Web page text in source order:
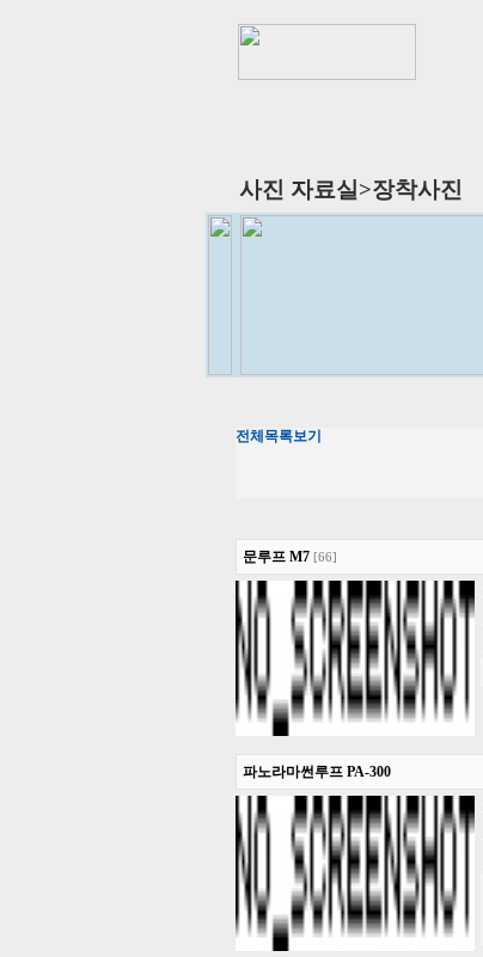
사진 자료실>장착사진
전체목록보기
문루프 M7 [66]
파노라마썬루프 PA-300